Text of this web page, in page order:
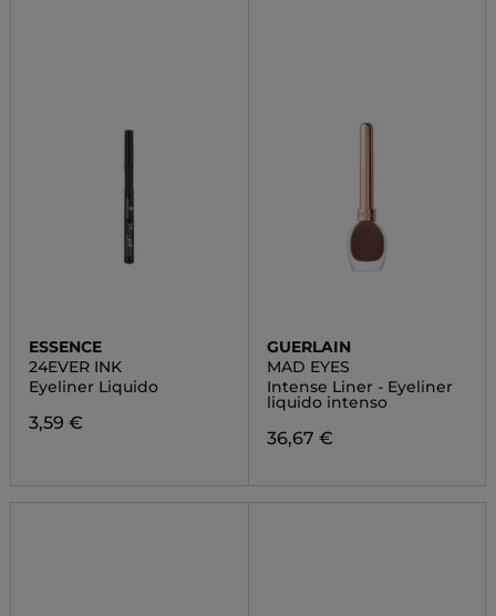
ESSENCE
24EVER INK
Eyeliner Liquido
3,59 €
GUERLAIN
MAD EYES
Intense Liner - Eyeliner
liquido intenso
36,67 €